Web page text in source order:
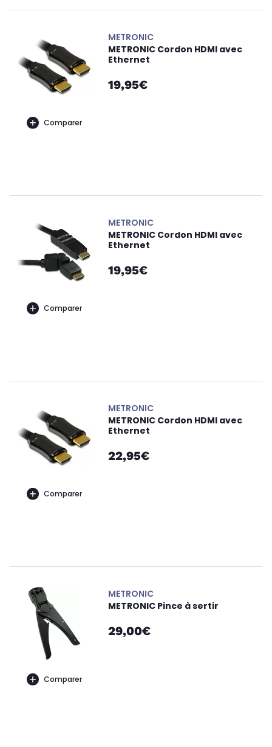
Comparer
METRONIC
METRONIC Cordon HDMI avec
Ethernet
19,95€
Comparer
METRONIC
METRONIC Cordon HDMI avec
Ethernet
19,95€
Comparer
METRONIC
METRONIC Cordon HDMI avec
Ethernet
22,95€
Comparer
METRONIC
METRONIC Pince à sertir
29,00€